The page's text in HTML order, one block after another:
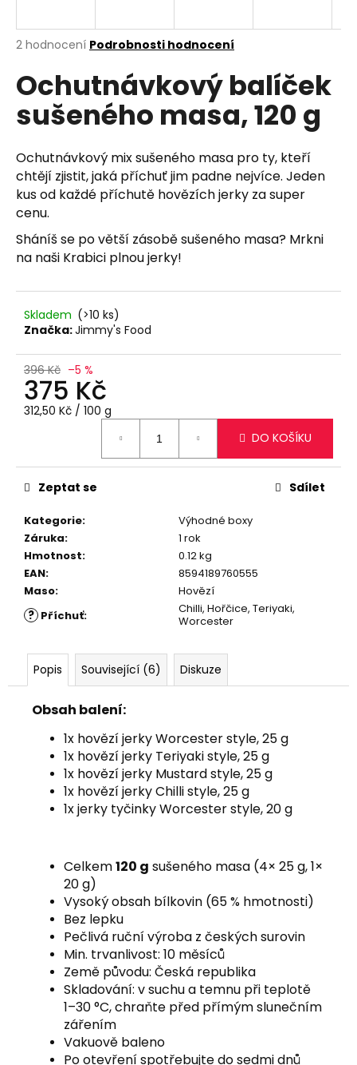
Průměrné
produktu
je
z
hvězdiček.
2 hodnocení Podrobnosti hodnocení
Ochutnávkový balíček
sušeného masa, 120 g
Ochutnávkový mix sušeného masa pro ty, kteří
chtějí zjistit, jaká příchuť jim padne nejvíce. Jeden
kus od každé příchutě hovězích jerky za super
cenu.
Sháníš se po větší zásobě sušeného masa? Mrkni
na naši Krabici plnou jerky!
Skladem (>10 ks)
Značka:Jimmy's Food
396 Kč –5 %
375 Kč
Měrná
312,50 Kč / 100 g
DO KOŠÍKU
Kategorie:
Výhodné boxy
Záruka:
1 rok
Hmotnost:
0.12 kg
EAN:
8594189760555
Maso: Hovězí
? Příchuť:
Chilli, Hořčice, Teriyaki,
Worcester
Zeptat se Sdílet
Popis Související (6) Diskuze
Obsah balení:
1x hovězí jerky Worcester style, 25 g
1x hovězí jerky Teriyaki style, 25 g
1x hovězí jerky Mustard style, 25 g
1x hovězí jerky Chilli style, 25 g
1xjerky tyčinky Worcester style, 20 g
Celkem120 g sušeného masa (4× 25 g, 1×
20 g)
Vysoký obsah bílkovin (65 % hmotnosti)
Bez lepku
Pečlivá ruční výroba z českých surovin
Min. trvanlivost: 10 měsíců
Země původu: Česká republika
Skladování: v suchu a temnu při teplotě
1–30 °C, chraňte před přímým slunečním
zářením
Vakuově baleno
Po otevření spotřebujte do sedmi dnů
j
t
?
HLEDAT
D
p
o
č
u
e
SUŠENÉ
MASO
PŘÍCHUTÍ
HOŘČICE,
25
G
85
Kč
89